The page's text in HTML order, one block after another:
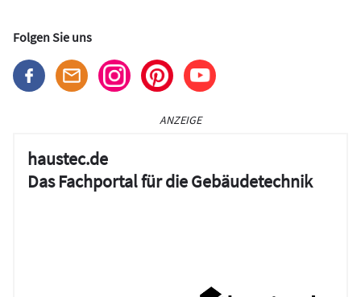
Folgen Sie uns
ANZEIGE
haustec.de
Das Fachportal für die Gebäudetechnik